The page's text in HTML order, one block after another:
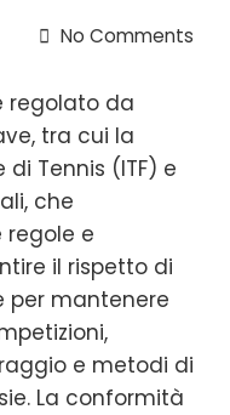
No Comments
regolato da
tra cui la
Tennis (ITF) e
che
regole e
il rispetto di
per mantenere
e metodi di
La conformità